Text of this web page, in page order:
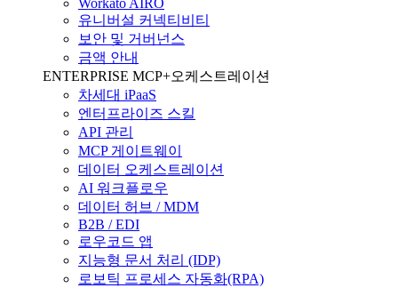
Workato AIRO
유니버설 커넥티비티
보안 및 거버넌스
금액 안내
ENTERPRISE MCP+오케스트레이션
차세대 iPaaS
엔터프라이즈 스킬
API 관리
MCP 게이트웨이
데이터 오케스트레이션
AI 워크플로우
데이터 허브 / MDM
B2B / EDI
로우코드 앱
지능형 문서 처리 (IDP)
로보틱 프로세스 자동화(RPA)